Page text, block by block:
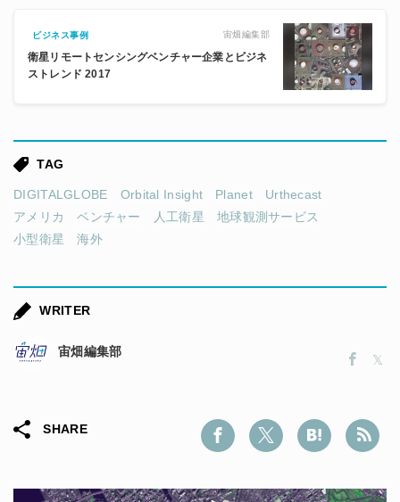
ビジネス事例 宙畑編集部
衛星リモートセンシングベンチャー企業とビジネ
ストレンド 2017
TAG
DIGITALGLOBE Orbital Insight Planet
Urthecast
アメリカ
ベンチャー 人工衛星
地球観測サービス
小型衛星
海外
WRITER
宙畑編集部
SHARE